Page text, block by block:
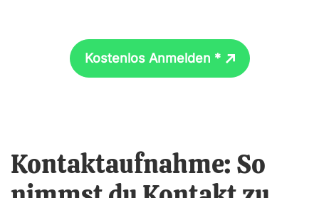
Kostenlos Anmelden *
Kontaktaufnahme: So